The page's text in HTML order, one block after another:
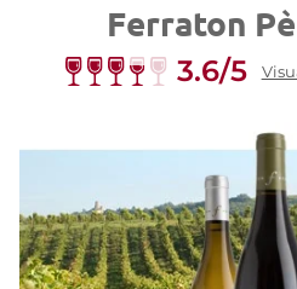
Ferraton
3.6/5